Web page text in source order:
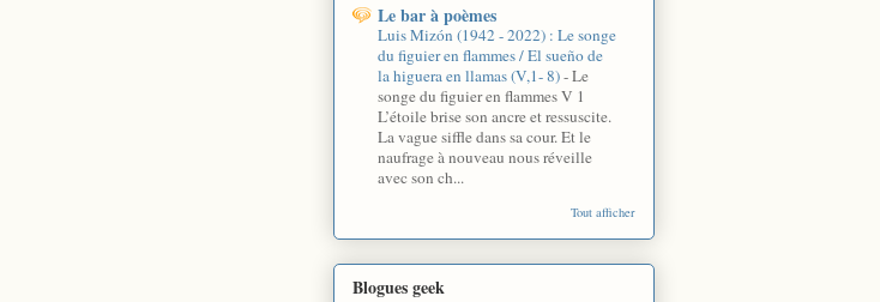
Le bar à poèmes
Luis Mizón (1942 - 2022) : Le songe
du figuier en flammes / El sueño de
la higuera en llamas (V,1- 8)-Le
songe du figuier en flammes V 1
L’étoile brise son ancre et ressuscite.
La vague siffle dans sa cour. Et le
naufrage à nouveau nous réveille
avec son ch...
Tout afficher
Blogues geek